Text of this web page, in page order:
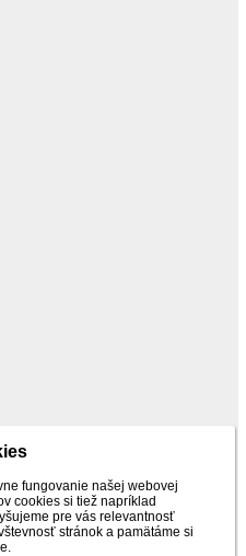
fungovanie našej webovej
cookies si tiež napríklad
pre vás relevantnosť
stránok a pamätáme si